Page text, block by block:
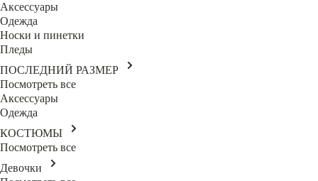
Аксессуары
Одежда
Носки и пинетки
Пледы
ПОСЛЕДНИЙ РАЗМЕР
Посмотреть все
Аксессуары
Одежда
КОСТЮМЫ
Посмотреть все
Девочки